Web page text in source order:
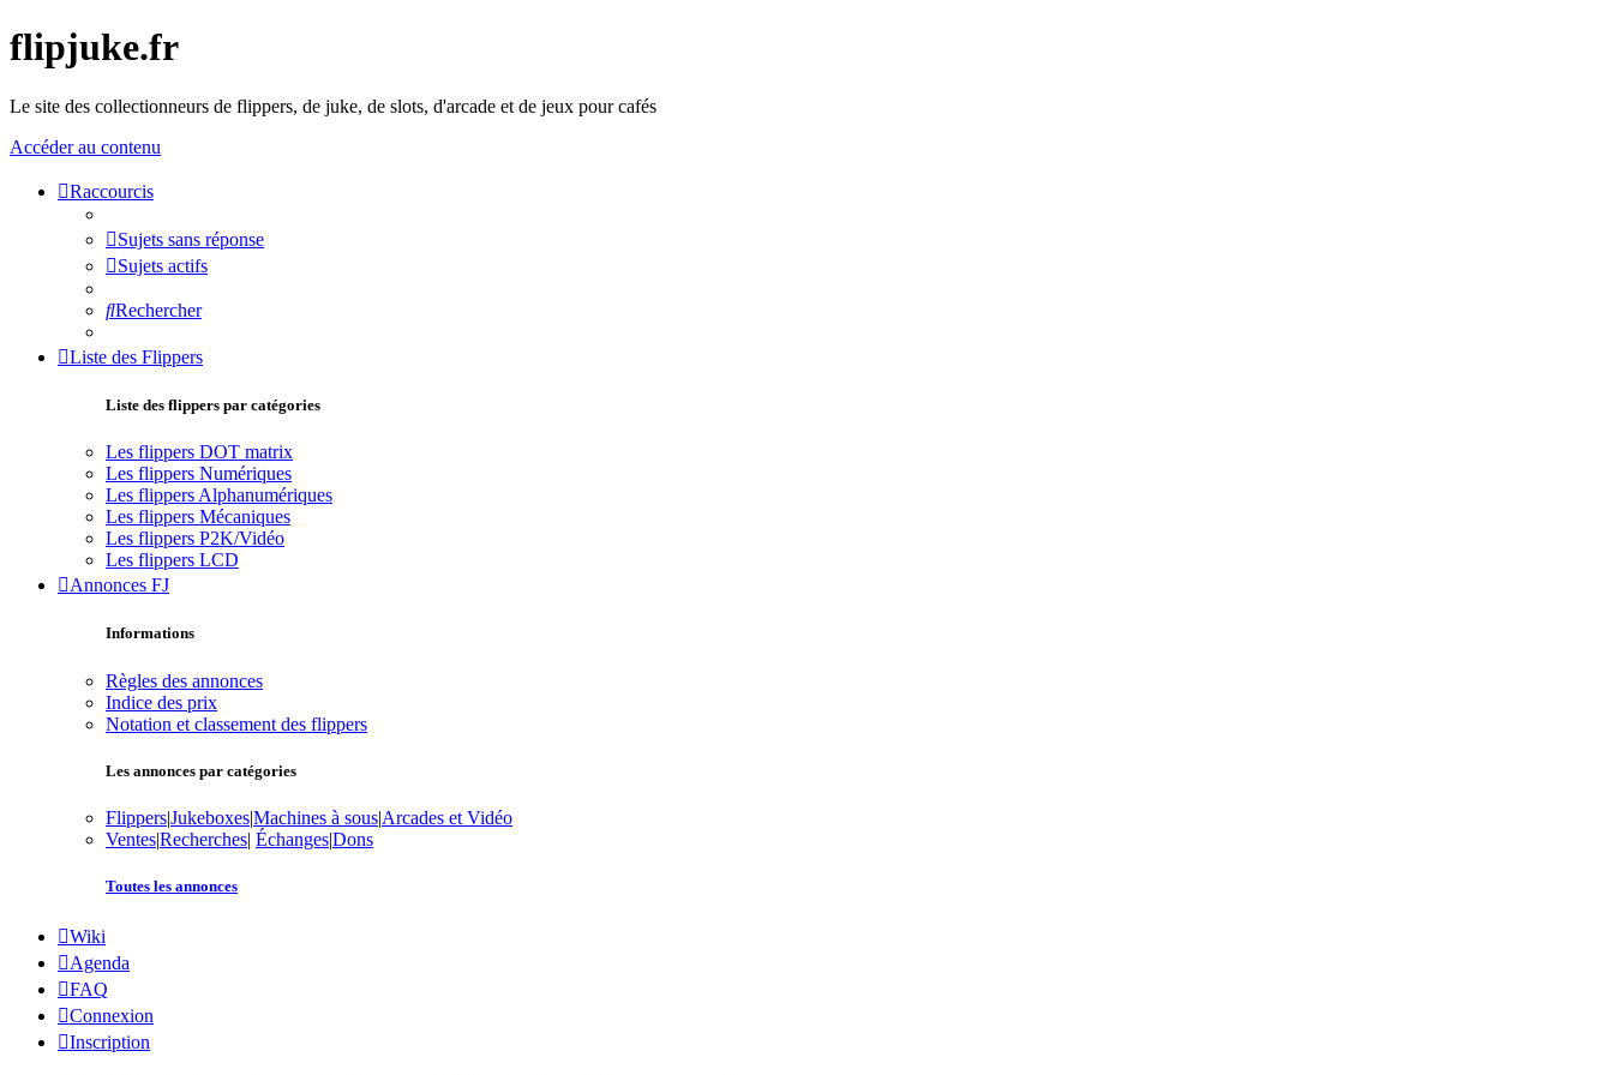
flipjuke.fr
Le site des collectionneurs de flippers, de juke, de slots, d'arcade et de jeux pour cafés
Accéder au contenu
Raccourcis
Sujets sans réponse
Sujets actifs
Rechercher
Liste des Flippers
Liste des flippers par catégories
Les flippers DOT matrix
Les flippers Numériques
Les flippers Alphanumériques
Les flippers Mécaniques
Les flippers P2K/Vidéo
Les flippers LCD
Annonces FJ
Informations
Règles des annonces
Indice des prix
Notation et classement des flippers
Les annonces par catégories
Flippers|Jukeboxes|Machines à sous|Arcades et Vidéo
Ventes|Recherches| Échanges|Dons
Toutes les annonces
Wiki
Agenda
FAQ
Connexion
Inscription